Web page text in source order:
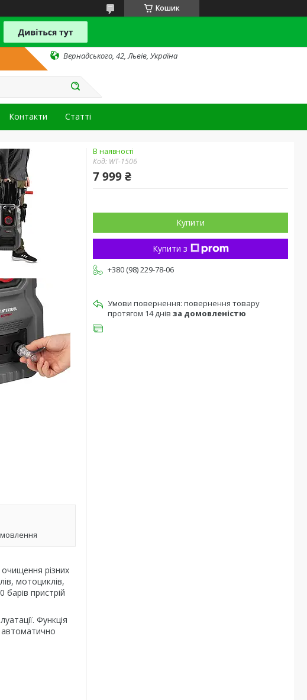
Кошик
Вернадського, 42, Львів, Україна
Контакти Статті
різних
мотоциклів,
пристрій
Функція
автоматично
В наявності
Код: WT-1506
7 999 ₴
Купити
Купити з
+380 (98) 229-78-06
повернення товару
протягом 14 днів за домовленістю